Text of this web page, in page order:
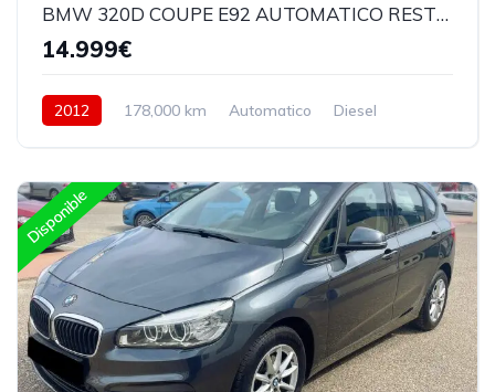
BMW 320D COUPE E92 AUTOMATICO RESTYLING
14.999€
2012 178,000 km Automatico
Diesel
Disponible